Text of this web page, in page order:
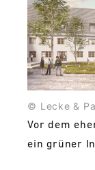
© Lecke &
Vor dem
ein grüner